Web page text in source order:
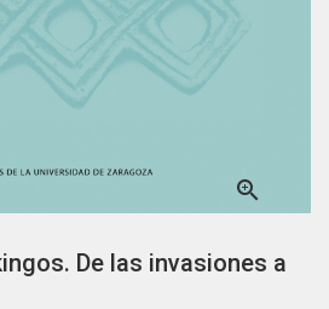

De las invasiones a